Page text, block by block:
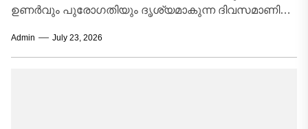
ഉണർവും പുരോഗതിയും ദൃശ്യമാകുന്ന ദിവസമാണിന്ന്.
സാഹചര്യങ്ങൾ വന്നുചേരും. ദീർഘകാലമായി മനസ്സിൽ
കൊണ്ടുനടക്കുന്ന പുതിയ...
Admin July 23, 2026